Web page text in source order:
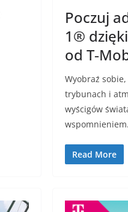
Poczuj
1®
od
Wyobraź
trybunach i
wyścigów
wspomnieniem.
Read More